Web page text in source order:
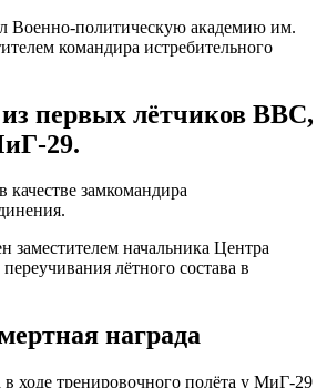
Военно-политическую академию им.
командира истребительного
первых лётчиков ВВС,
29.
замкомандира
заместителем начальника Центра
лётного состава в
награда
в ходе тренировочного полёта у МиГ-29